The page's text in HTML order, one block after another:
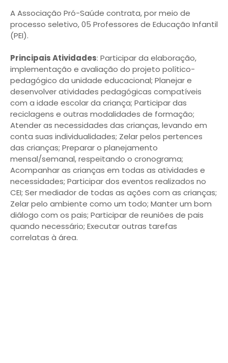
A Associação Pró-Saúde contrata, por meio de
processo seletivo, 05 Professores de Educação Infantil
(PEI).
Principais Atividades: Participar da elaboração,
implementação e avaliação do projeto político-
pedagógico da unidade educacional; Planejar e
desenvolver atividades pedagógicas compatíveis
com a idade escolar da criança; Participar das
reciclagens e outras modalidades de formação;
Atender as necessidades das crianças, levando em
conta suas individualidades; Zelar pelos pertences
das crianças; Preparar o planejamento
mensal/semanal, respeitando o cronograma;
Acompanhar as crianças em todas as atividades e
necessidades; Participar dos eventos realizados no
CEI; Ser mediador de todas as ações com as crianças;
Zelar pelo ambiente como um todo; Manter um bom
diálogo com os pais; Participar de reuniões de pais
quando necessário; Executar outras tarefas
correlatas à área.